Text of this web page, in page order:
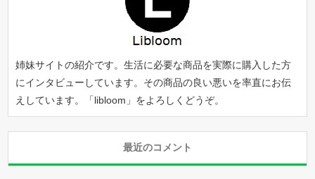
姉妹サイトの紹介です。生活に必要な商品を実際に購入した方
にインタビューしています。その商品の良い悪いを率直にお伝
えしています。「libloom 」をよろしくどうぞ。
最近のコメント